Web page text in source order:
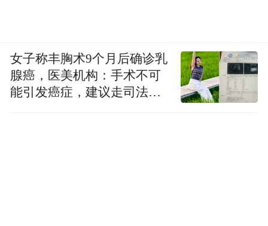
女子称丰胸术9个月后确诊乳
腺癌，医美机构：手术不可
能引发癌症，建议走司法途